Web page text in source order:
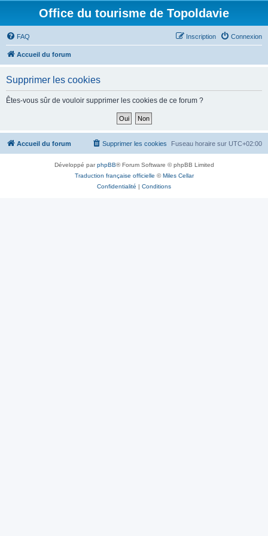
Office du tourisme de Topoldavie
FAQ Connexion
Inscription
Accueil du forum
Supprimer les cookies
Êtes-vous sûr de vouloir supprimer les cookies de ce forum ?
Accueil du forum Fuseau horaire sur UTC+02:00
Supprimer les cookies
Développé parphpBB® Forum Software © phpBB Limited
Traduction française officielle ©Miles Cellar
Confidentialité | Conditions